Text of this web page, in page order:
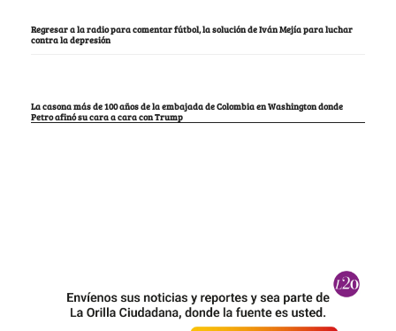
Regresar a la radio para comentar fútbol, la solución de Iván Mejía para luchar
contra la depresión
La casona más de 100 años de la embajada de Colombia en Washington donde
Petro afinó su cara a cara con Trump